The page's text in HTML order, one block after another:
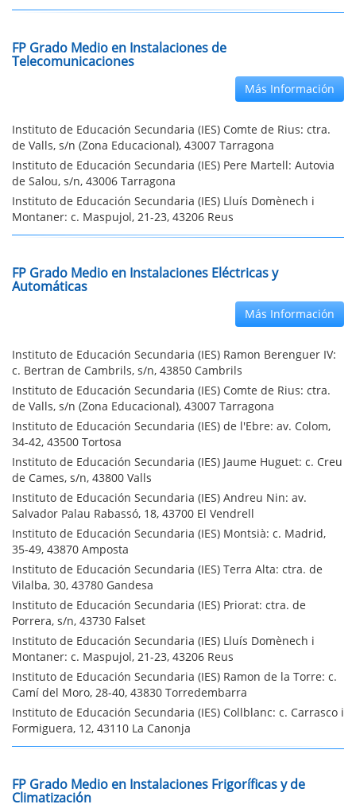
FP Grado Medio en Instalaciones de
Telecomunicaciones
Más Información
Instituto de Educación Secundaria (IES) Comte de Rius: ctra.
de Valls, s/n (Zona Educacional), 43007 Tarragona
Instituto de Educación Secundaria (IES) Pere Martell: Autovia
de Salou, s/n, 43006 Tarragona
Instituto de Educación Secundaria (IES) Lluís Domènech i
Montaner: c. Maspujol, 21-23, 43206 Reus
FP Grado Medio en Instalaciones Eléctricas y
Automáticas
Más Información
Instituto de Educación Secundaria (IES) Ramon Berenguer IV:
c. Bertran de Cambrils, s/n, 43850 Cambrils
Instituto de Educación Secundaria (IES) Comte de Rius: ctra.
de Valls, s/n (Zona Educacional), 43007 Tarragona
Instituto de Educación Secundaria (IES) de l'Ebre: av. Colom,
34-42, 43500 Tortosa
Instituto de Educación Secundaria (IES) Jaume Huguet: c. Creu
de Cames, s/n, 43800 Valls
Instituto de Educación Secundaria (IES) Andreu Nin: av.
Salvador Palau Rabassó, 18, 43700 El Vendrell
Instituto de Educación Secundaria (IES) Montsià: c. Madrid,
35-49, 43870 Amposta
Instituto de Educación Secundaria (IES) Terra Alta: ctra. de
Vilalba, 30, 43780 Gandesa
Instituto de Educación Secundaria (IES) Priorat: ctra. de
Porrera, s/n, 43730 Falset
Instituto de Educación Secundaria (IES) Lluís Domènech i
Montaner: c. Maspujol, 21-23, 43206 Reus
Instituto de Educación Secundaria (IES) Ramon de la Torre: c.
Camí del Moro, 28-40, 43830 Torredembarra
Instituto de Educación Secundaria (IES) Collblanc: c. Carrasco i
Formiguera, 12, 43110 La Canonja
FP Grado Medio en Instalaciones Frigoríficas y de
Climatización